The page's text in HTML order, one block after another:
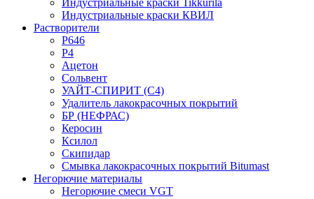
Индустриальные краски КВИЛ
Растворители
P646
P4
Ацетон
Сольвент
УАЙТ-СПИРИТ (С4)
Удалитель лакокрасочных покрытий
БР (НЕФРАС)
Керосин
Ксилол
Скипидар
Смывка лакокрасочных покрытий Bitumast
Негорючие материалы
Негорючие смеси VGT